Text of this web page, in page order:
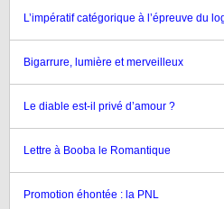
L’impératif catégorique à l’épreuve du
Bigarrure, lumière et merveilleux
Le diable est-il privé d’amour ?
Lettre à Booba le Romantique
Promotion éhontée : la PNL